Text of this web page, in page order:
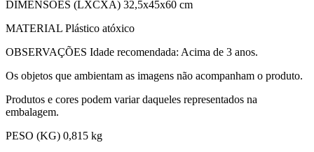
DIMENSÕES (LXCXA) 32,5x45x60 cm
MATERIAL Plástico atóxico
OBSERVAÇÕES Idade recomendada: Acima de 3 anos.
Os objetos que ambientam as imagens não acompanham o produto.
Produtos e cores podem variar daqueles representados na
embalagem.
PESO (KG) 0,815 kg